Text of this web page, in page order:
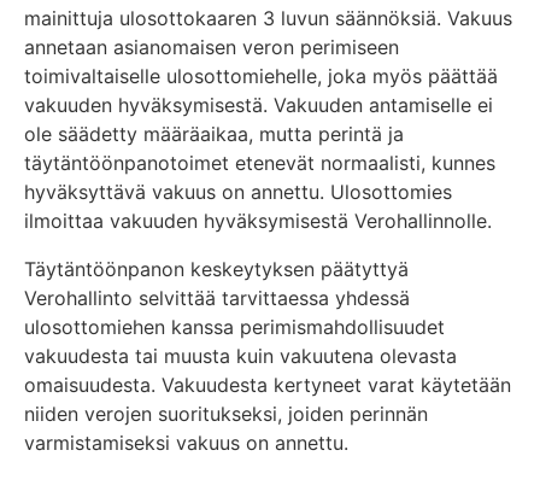
mainittuja ulosottokaaren 3 luvun säännöksiä. Vakuus
annetaan asianomaisen veron perimiseen
toimivaltaiselle ulosottomiehelle, joka myös päättää
vakuuden hyväksymisestä. Vakuuden antamiselle ei
ole säädetty määräaikaa, mutta perintä ja
täytäntöönpanotoimet etenevät normaalisti, kunnes
hyväksyttävä vakuus on annettu. Ulosottomies
ilmoittaa vakuuden hyväksymisestä Verohallinnolle.
Täytäntöönpanon keskeytyksen päätyttyä
Verohallinto selvittää tarvittaessa yhdessä
ulosottomiehen kanssa perimismahdollisuudet
vakuudesta tai muusta kuin vakuutena olevasta
omaisuudesta. Vakuudesta kertyneet varat käytetään
niiden verojen suoritukseksi, joiden perinnän
varmistamiseksi vakuus on annettu.